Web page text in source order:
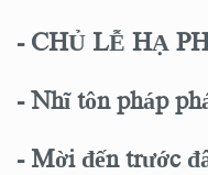
- CHỦ LỄ HẠ
- Nhĩ tôn pháp
- Mời đến trước